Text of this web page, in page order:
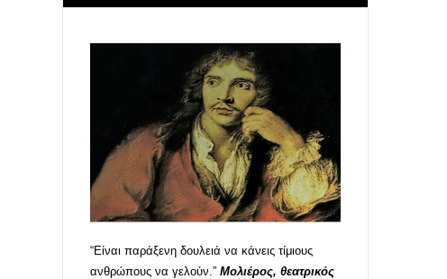
“Είναι παράξενη δουλειά να κάνεις τίμιους
ανθρώπους να γελούν.” Μολιέρος, θεατρικός